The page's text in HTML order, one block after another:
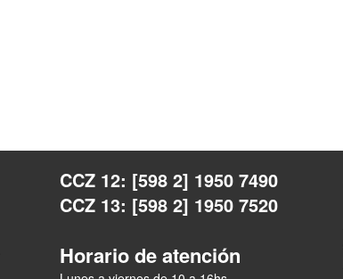
CCZ 12: [598 2] 1950 7490
CCZ 13: [598 2] 1950 7520
Horario de atención